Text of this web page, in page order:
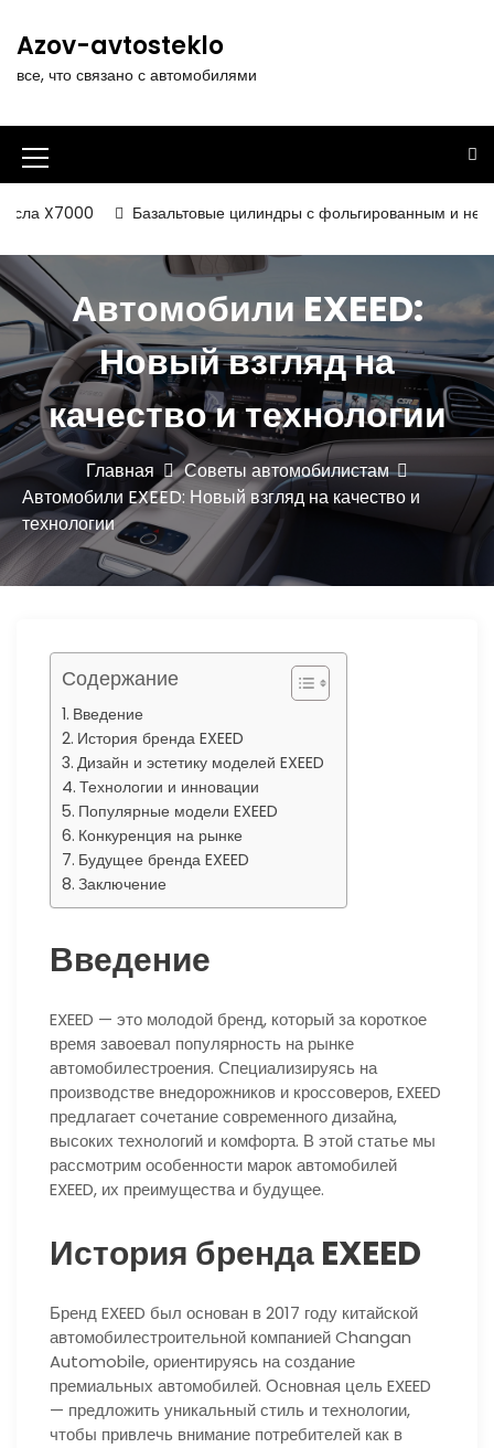
т
к
д
е
ж
м
м
у
Azov-avtosteklo
все, что связано с автомобилями
И
к
о
н
к
а
м
е
н
ю
Базальтовые цилиндры с фольгированным и
Автомобили EXEED:
Новый взгляд на
качество и технологии
Главная
Советы автомобилистам
Автомобили EXEED: Новый взгляд на качество и
технологии
Содержание
Введение
История бренда EXEED
Дизайн и эстетику моделей EXEED
Технологии и инновации
Популярные модели EXEED
Конкуренция на рынке
Будущее бренда EXEED
Заключение
Введение
EXEED — это молодой бренд, который за короткое
время завоевал популярность на рынке
автомобилестроения. Специализируясь на
производстве внедорожников и кроссоверов, EXEED
предлагает сочетание современного дизайна,
высоких технологий и комфорта. В этой статье мы
рассмотрим особенности марок автомобилей
EXEED, их преимущества и будущее.
История бренда EXEED
Бренд EXEED был основан в 2017 году китайской
автомобилестроительной компанией Changan
Automobile, ориентируясь на создание
премиальных автомобилей. Основная цель EXEED
— предложить уникальный стиль и технологии,
чтобы привлечь внимание потребителей как в
i